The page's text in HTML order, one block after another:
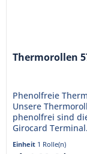
Thermorollen
Phenolfreie
Unsere
phenolfrei sind
Girocard
Durchmesser von...
Einheit 1 Rolle(n)